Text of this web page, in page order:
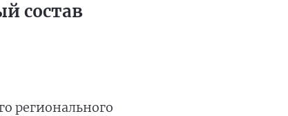
состав
регионального